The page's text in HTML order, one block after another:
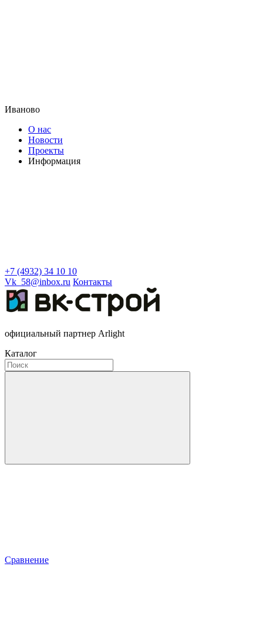
Иваново
О нас
Новости
Проекты
Информация
+7 (4932) 34 10 10
Vk_58@inbox.ru Контакты
официальный партнер Arlight
Каталог
Сравнение